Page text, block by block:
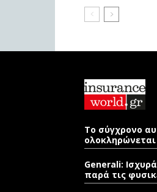
Το σύγχρονο
Generali:
παρά τις